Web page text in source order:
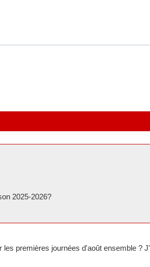
2025-2026?
premières journées d'août ensemble ?